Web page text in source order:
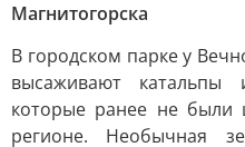
Магнитогорска
В городском парке у
высаживают
которые ранее не были
регионе. Необычная